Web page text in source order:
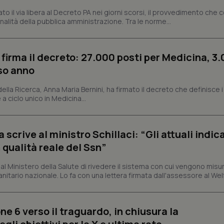
il via libera al Decreto PA nei giorni scorsi, il provvedimento che
della pubblica amministrazione. Tra le norme...
il decreto: 27.000 posti per Medicina,
anno
Ricerca, Anna Maria Bernini, ha firmato il decreto che definisce
ciclo unico in Medicina...
scrive al ministro Schillaci: “Gli attuali
reale del Ssn”
Ministero della Salute di rivedere il sistema con cui vengono
nazionale. Lo fa con una lettera firmata dall'assessore al
6 verso il traguardo, in chiusura la
correttamente.
www.quotidianosanita.it
4
settimane
Questo cookie è impostato
assegnare un identificatore
Google LLC
.quotidianosanita.it
1 anno 1
mese
Questo nome di cookie è
Universal Analytics, che è un
per distinguere utenti unici
sito e utilizzato per calcolare i
www.quotidianosanita.it
linguaggio PHP. Si tratta di un
generico utilizzato per
sessione utente. Normalmente è
utilizzato può essere specifico
.quotidianosanita.it
1 anno 1
Questo cookie viene utilizzato